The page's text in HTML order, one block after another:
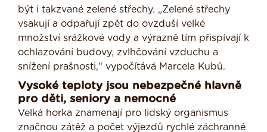
být i takzvané zelené střechy. „Zelené střechy
vsakují a odpařují zpět do ovzduší velké
množství srážkové vody a výrazně tím přispívají k
ochlazování budovy, zvlhčování vzduchu a
snížení prašnosti,“ vypočítává Marcela Kubů.
Vysoké teploty jsou nebezpečné hlavně
pro děti, seniory a nemocné
Velká horka znamenají pro lidský organismus
značnou zátěž a počet výjezdů rychlé záchranné